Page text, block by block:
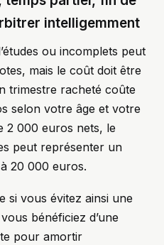
intelligemment
ou incomplets peut
mais le coût doit être
trimestre racheté coûte
selon votre âge et votre
2 000 euros nets, le
peut représenter un
20 000 euros.
si vous évitez ainsi une
bénéficiez d’une
pour amortir